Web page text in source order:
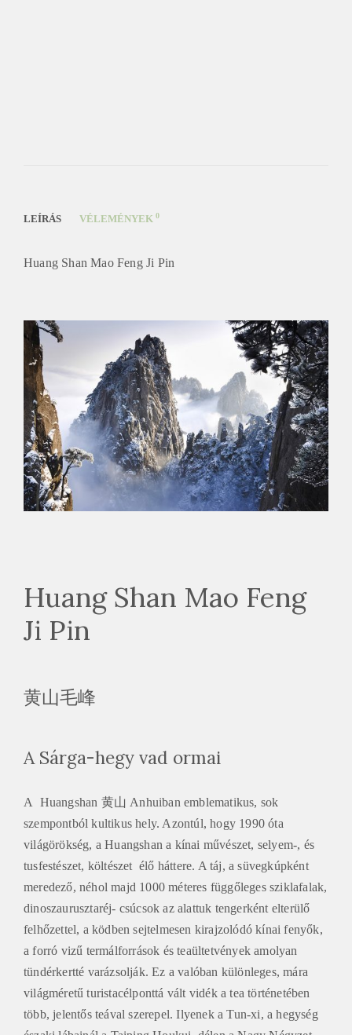
LEÍRÁS VÉLEMÉNYEK 0
Huang Shan Mao Feng Ji Pin
Huang Shan Mao Feng
Ji Pin
黄山毛峰
A Sárga-hegy vad ormai
A Huangshan 黄山 Anhuiban emblematikus, sok
szempontból kultikus hely. Azontúl, hogy 1990 óta
világörökség, a Huangshan a kínai művészet, selyem-, és
tusfestészet, költészet élő háttere. A táj, a süvegkúpként
meredező, néhol majd 1000 méteres függőleges sziklafalak,
dinoszaurusztaréj- csúcsok az alattuk tengerként elterülő
felhőzettel, a ködben sejtelmesen kirajzolódó kínai fenyők,
a forró vizű termálforrások és teaültetvények amolyan
tündérkertté varázsolják. Ez a valóban különleges, mára
világméretű turistacélponttá vált vidék a tea történetében
több, jelentős teával szerepel. Ilyenek a Tun-xi, a hegység